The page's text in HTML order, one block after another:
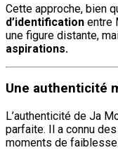
Cette approche, bien
d’identification entre
une figure distante,
aspirations.
Une authenticité
L’authenticité de Ja
parfaite. Il a connu
moments de